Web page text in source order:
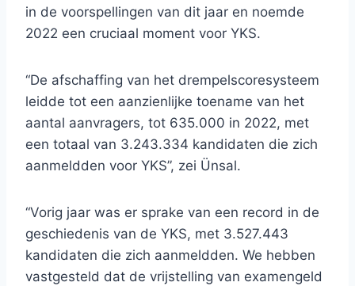
in de voorspellingen van dit jaar en noemde
2022 een cruciaal moment voor YKS.
“De afschaffing van het drempelscoresysteem
leidde tot een aanzienlijke toename van het
aantal aanvragers, tot 635.000 in 2022, met
een totaal van 3.243.334 kandidaten die zich
aanmeldden voor YKS”, zei Ünsal.
“Vorig jaar was er sprake van een record in de
geschiedenis van de YKS, met 3.527.443
kandidaten die zich aanmeldden. We hebben
vastgesteld dat de vrijstelling van examengeld